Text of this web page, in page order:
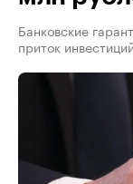
Банковские
приток